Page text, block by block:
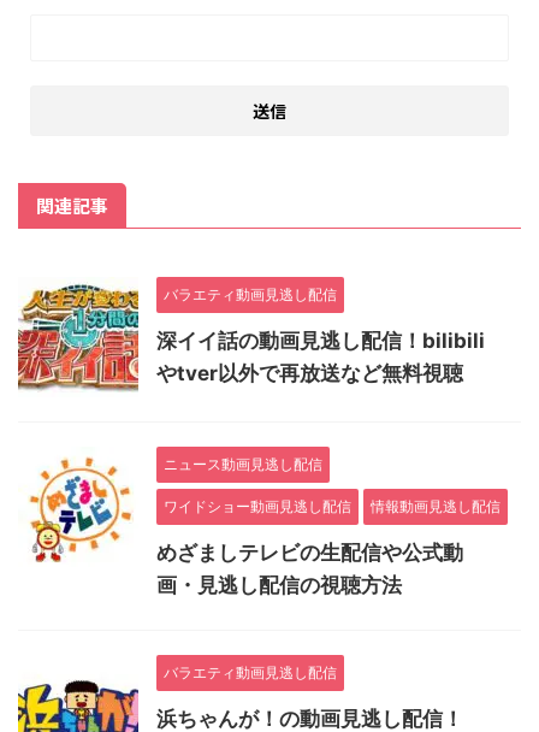
関連記事
バラエティ動画見逃し配信
深イイ話の動画見逃し配信！bilibili
やtver以外で再放送など無料視聴
ニュース動画見逃し配信
ワイドショー動画見逃し配信 情報動画見逃し配信
めざましテレビの生配信や公式動
画・見逃し配信の視聴方法
バラエティ動画見逃し配信
浜ちゃんが！の動画見逃し配信！